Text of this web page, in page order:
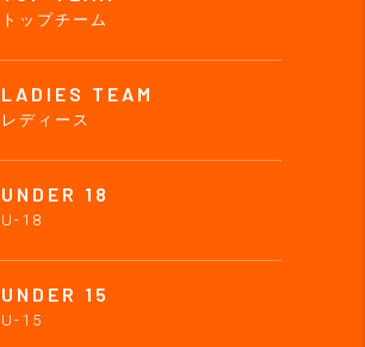
トップチーム
LADIES TEAM
レディース
UNDER 18
U-18
UNDER 15
U-15